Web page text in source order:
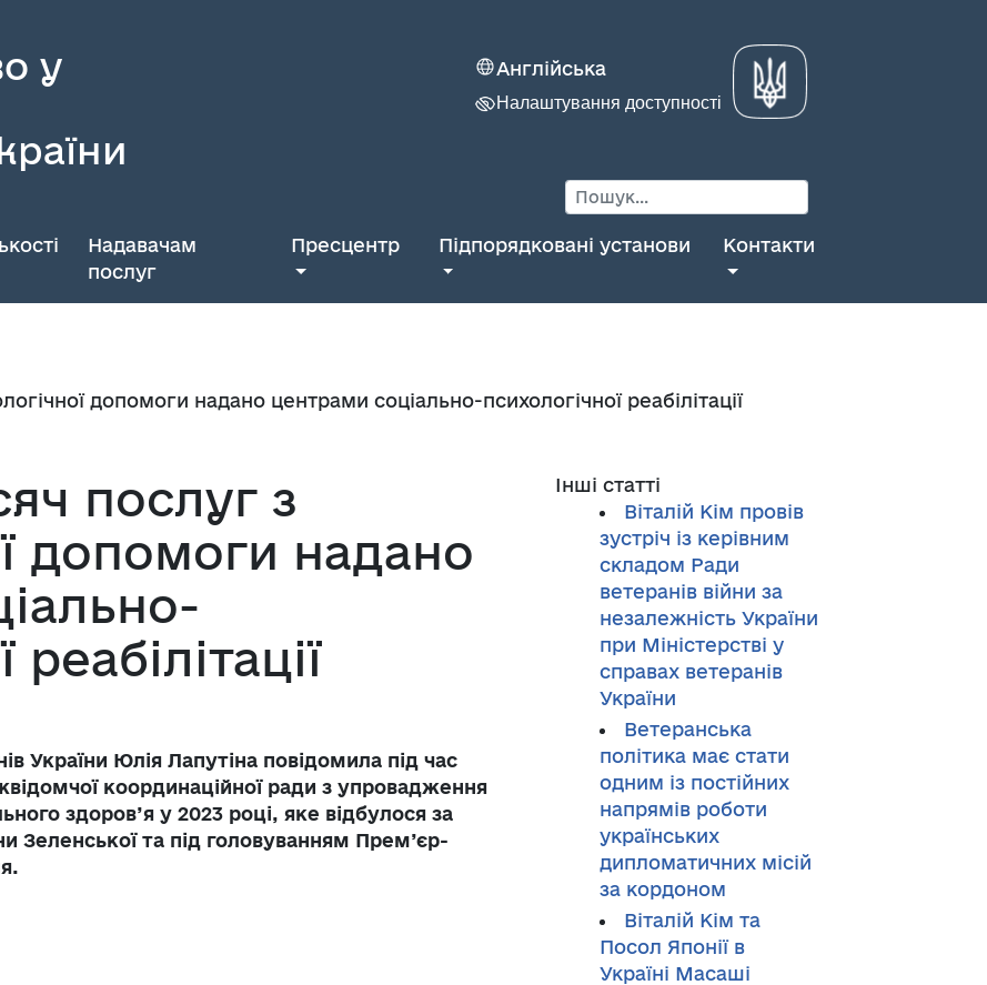
у
Англійська
Налаштування доступності
Надавачам
послуг
Пресцентр Підпорядковані установи Контакти
допомоги надано центрами соціально-психологічної реабілітації
послуг з
допомоги надано
України Юлія Лапутіна повідомила під час
координаційної ради з упровадження
здоров’я у 2023 році, яке відбулося за
Зеленської та під головуванням Прем’єр-
Інші статті
Віталій Кім провів
зустріч із керівним
складом Ради
ветеранів війни за
незалежність України
при Міністерстві у
справах ветеранів
України
Ветеранська
політика має стати
одним із постійних
напрямів роботи
українських
дипломатичних місій
за кордоном
Віталій Кім та
Посол Японії в
Україні Масаші